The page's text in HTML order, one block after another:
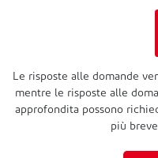
Le risposte alle domande
mentre le risposte alle
approfondita possono
più